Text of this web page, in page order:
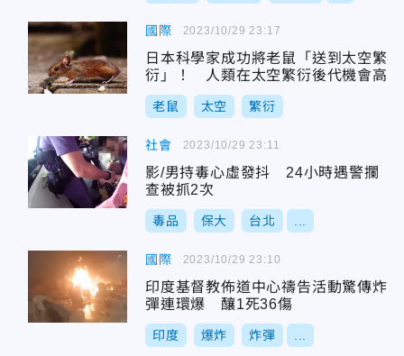
國際
日本科學家成功將老鼠「送到太空繁
衍」！ 人類在太空繁衍後代機會高
老鼠 太空 繁衍
2023/10/29 23:17
社會
影/男持毒心虛發抖 24小時遇警攔
查被抓2次
毒品 保大 台北
2023/10/29 23:11
國際
印度基督教佈道中心禱告活動驚傳炸
彈連環爆 釀1死36傷
印度 爆炸 炸彈
2023/10/29 23:10